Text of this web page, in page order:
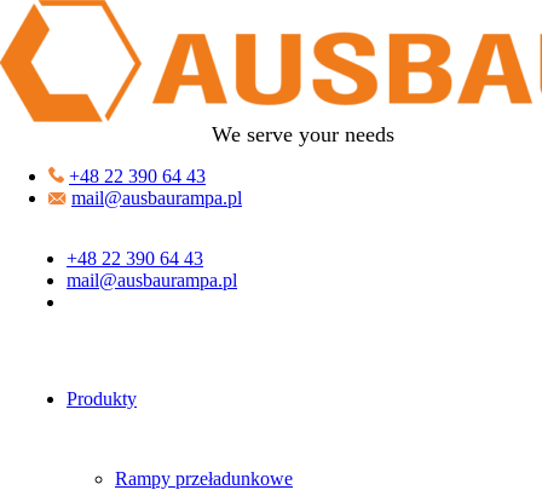
We serve your needs
+48 22 390 64 43
mail@ausbaurampa.pl
+48 22 390 64 43
mail@ausbaurampa.pl
Produkty
Rampy przeładunkowe